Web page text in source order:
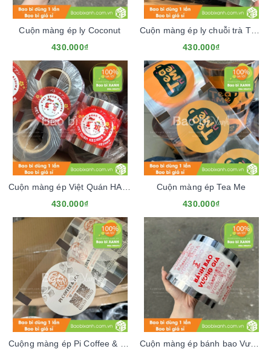
Cuộn màng ép ly Coconut
430.000₫
Cuộn màng ép ly chuỗi trà Thái Chamue Thái
430.000₫
430.000₫
Cuộn màng ép Tea Me
430.000₫